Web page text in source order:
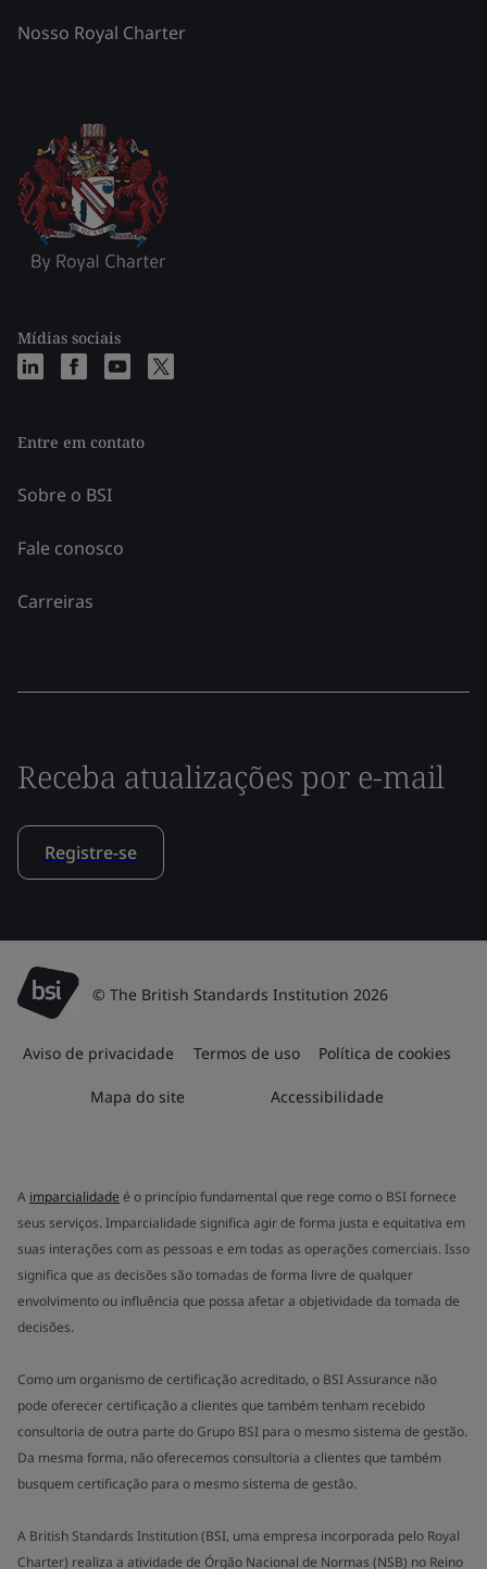
Nosso Royal Charter
Mídias sociais
Entre em contato
Sobre o BSI
Fale conosco
Carreiras
Receba atualizações por e-mail
Registre-se
© The British Standards Institution 2026
Aviso de privacidade Termos de uso Política de cookies
Mapa do site Accessibilidade
A imparcialidade é o princípio fundamental que rege como o BSI fornece
seus serviços. Imparcialidade significa agir de forma justa e equitativa em
suas interações com as pessoas e em todas as operações comerciais. Isso
significa que as decisões são tomadas de forma livre de qualquer
envolvimento ou influência que possa afetar a objetividade da tomada de
decisões.
Como um organismo de certificação acreditado, o BSI Assurance não
pode oferecer certificação a clientes que também tenham recebido
consultoria de outra parte do Grupo BSI para o mesmo sistema de gestão.
Da mesma forma, não oferecemos consultoria a clientes que também
busquem certificação para o mesmo sistema de gestão.
A British Standards Institution (BSI, uma empresa incorporada pelo Royal
Charter) realiza a atividade de Órgão Nacional de Normas (NSB) no Reino